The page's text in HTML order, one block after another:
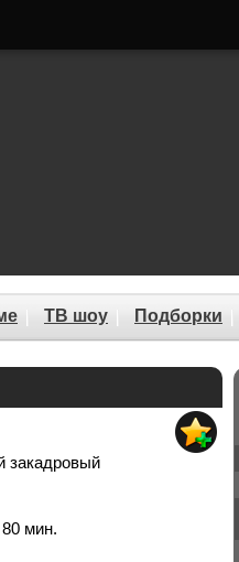
ТВ шоу Подборки
закадровый
80 мин.